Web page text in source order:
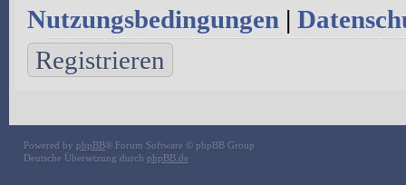
Nutzungsbedingungen |
Registrieren
Powered by phpBB® Forum Software © phpBB Group
Deutsche Übersetzung durch phpBB.de